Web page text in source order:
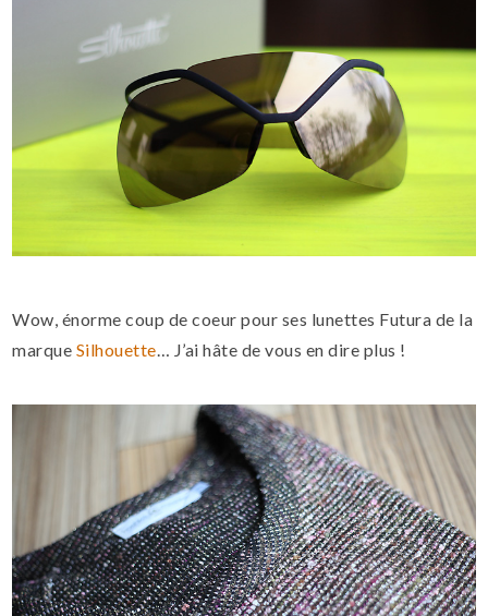
Wow, énorme coup de coeur pour ses lunettes Futura de la
marque Silhouette… J’ai hâte de vous en dire plus !